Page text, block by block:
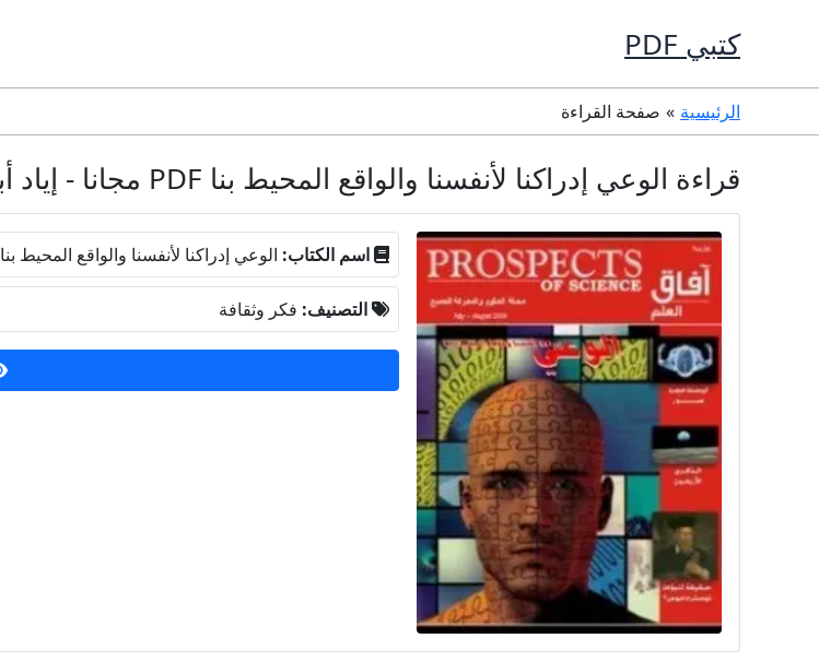
كتبي PDF
الرئيسية صفحة القراءة
قراءة الوعي إدراكنا لأنفسنا والواقع المحيط بنا PDF مجانا - إياد أبو عوض
اسم الكتاب: الوعي إدراكنا لأنفسنا والواقع المحيط بنا
التصنيف: فكر وثقافة